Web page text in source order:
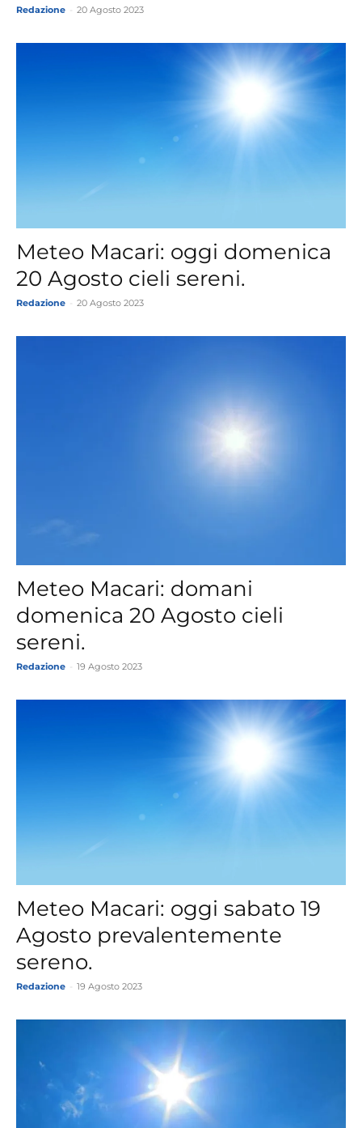
Redazione 20 Agosto 2023
Meteo Macari: oggi domenica
20 Agosto cieli sereni.
Redazione 20 Agosto 2023
Meteo Macari: domani
domenica 20 Agosto cieli
sereni.
Redazione 19 Agosto 2023
Meteo Macari: oggi sabato 19
Agosto prevalentemente
sereno.
Redazione 19 Agosto 2023